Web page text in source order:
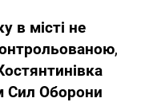
в місті не
,
Сил Оборони